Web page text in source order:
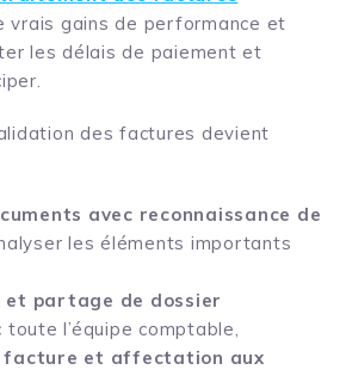
gains de performance et
les délais de paiement et
des factures devient
avec reconnaissance de
les éléments importants
partage de dossier
toute l’équipe comptable,
facture et affectation aux